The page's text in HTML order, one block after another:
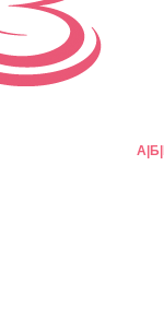
А Б